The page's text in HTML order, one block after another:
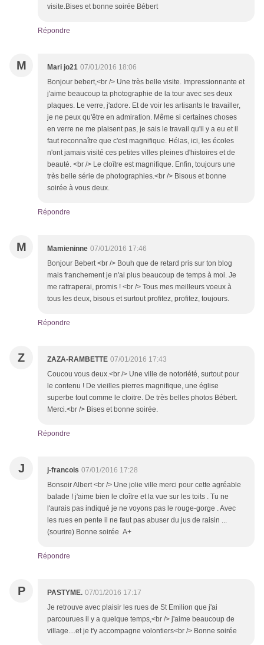
visite.Bises et bonne soirée Bébert
Répondre
M Mari jo21 07/01/2016 18:06
Bonjour bebert,<br /> Une très belle visite. Impressionnante et
j'aime beaucoup ta photographie de la tour avec ses deux
plaques. Le verre, j'adore. Et de voir les artisants le travailler,
je ne peux qu'être en admiration. Même si certaines choses
en verre ne me plaisent pas, je sais le travail qu'il y a eu et il
faut reconnaître que c'est magnifique. Hélas, ici, les écoles
n'ont jamais visité ces petites villes pleines d'histoires et de
beauté. <br /> Le cloître est magnifique. Enfin, toujours une
très belle série de photographies.<br /> Bisous et bonne
soirée à vous deux.
Répondre
M Mamieninne 07/01/2016 17:46
Bonjour Bebert <br /> Bouh que de retard pris sur ton blog
mais franchement je n'ai plus beaucoup de temps à moi. Je
me rattraperai, promis ! <br /> Tous mes meilleurs voeux à
tous les deux, bisous et surtout profitez, profitez, toujours.
Répondre
Z ZAZA-RAMBETTE 07/01/2016 17:43
Coucou vous deux.<br /> Une ville de notoriété, surtout pour
le contenu ! De vieilles pierres magnifique, une église
superbe tout comme le cloitre. De très belles photos Bébert.
Merci.<br /> Bises et bonne soirée.
Répondre
J j-francois 07/01/2016 17:28
Bonsoir Albert <br /> Une jolie ville merci pour cette agréable
balade ! j'aime bien le cloître et la vue sur les toits . Tu ne
l'aurais pas indiqué je ne voyons pas le rouge-gorge . Avec
les rues en pente il ne faut pas abuser du jus de raisin ...
(sourire) Bonne soirée A+
Répondre
P PASTYME. 07/01/2016 17:17
Je retrouve avec plaisir les rues de St Emilion que j'ai
parcourues il y a quelque temps,<br /> j'aime beaucoup de
village....et je t'y accompagne volontiers<br /> Bonne soirée